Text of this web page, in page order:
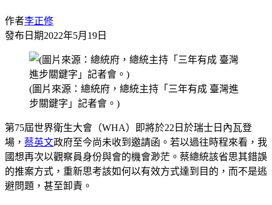
作者李正修
發布日期2022年5月19日
(圖片來源：總統府，總統主持「三年有成 臺灣進
步關鍵字」記者會。)
第75屆世界衛生大會（WHA）即將於22日於瑞士日內瓦登
場， 蔡英文政府至今尚未收到邀請函。若以過往時程來看，我
國想再次以觀察員身份與會的機會渺茫。蔡總統該省思其錯誤
的推案方式，重新思考該如何以有效方式達到目的，而不是逃
避問題，甚至卸責。